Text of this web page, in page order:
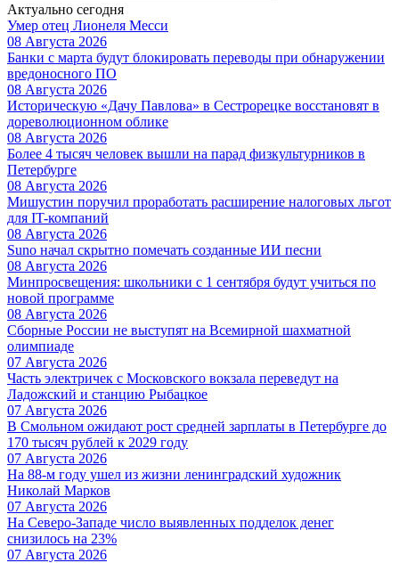
Актуально сегодня
Умер отец Лионеля Месси
08 Августа 2026
Банки с марта будут блокировать переводы при обнаружении
вредоносного ПО
08 Августа 2026
Историческую «Дачу Павлова» в Сестрорецке восстановят в
дореволюционном облике
08 Августа 2026
Более 4 тысяч человек вышли на парад физкультурников в
Петербурге
08 Августа 2026
Мишустин поручил проработать расширение налоговых льгот
для IT-компаний
08 Августа 2026
Suno начал скрытно помечать созданные ИИ песни
08 Августа 2026
Минпросвещения: школьники с 1 сентября будут учиться по
новой программе
08 Августа 2026
Сборные России не выступят на Всемирной шахматной
олимпиаде
07 Августа 2026
Часть электричек с Московского вокзала переведут на
Ладожский и станцию Рыбацкое
07 Августа 2026
В Смольном ожидают рост средней зарплаты в Петербурге до
170 тысяч рублей к 2029 году
07 Августа 2026
На 88-м году ушел из жизни ленинградский художник
Николай Марков
07 Августа 2026
На Северо-Западе число выявленных подделок денег
снизилось на 23%
07 Августа 2026